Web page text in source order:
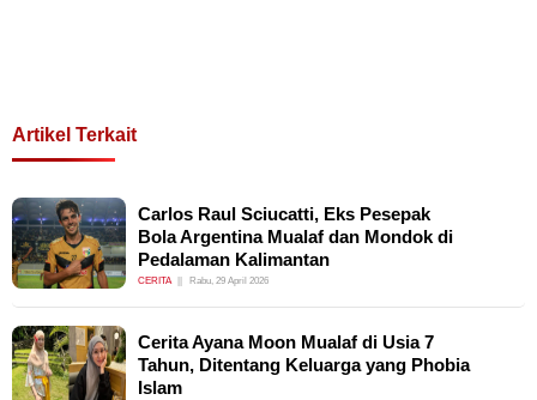
Artikel Terkait
Carlos Raul Sciucatti, Eks Pesepak
Bola Argentina Mualaf dan Mondok di
Pedalaman Kalimantan
CERITA Rabu, 29 April 2026
Cerita Ayana Moon Mualaf di Usia 7
Tahun, Ditentang Keluarga yang Phobia
Islam